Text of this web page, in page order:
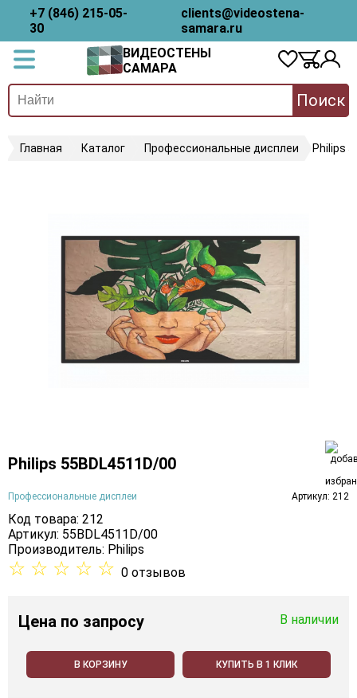
+7 (846) 215-05-
30
clients@videostena-
samara.ru
ВИДЕОСТЕНЫ
САМАРА
Поиск
Главная Каталог Профессиональные дисплеи Philips
Philips 55BDL4511D/00
Профессиональные дисплеи Артикул: 212
Код товара: 212
Артикул: 55BDL4511D/00
Производитель: Philips
☆ ☆ ☆ ☆ ☆ 0 отзывов
Цена по запросу В наличии
В КОРЗИНУ КУПИТЬ В 1 КЛИК